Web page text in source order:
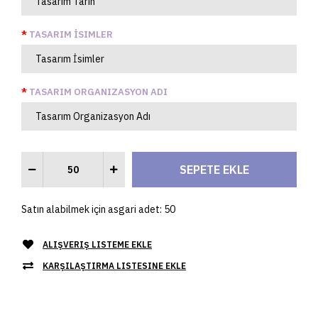
TASARIM İSIMLER
TASARIM ORGANIZASYON ADI
Satın alabilmek için asgari adet: 50
ALIŞVERIŞ LISTEME EKLE
KARŞILAŞTIRMA LISTESINE EKLE